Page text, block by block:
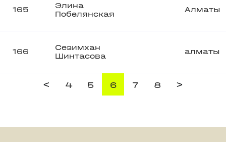
165
Элина
Побелянская
Алматы
166
Сезимхан
Шинтасова
алматы
< 4 5 6 7 8 >